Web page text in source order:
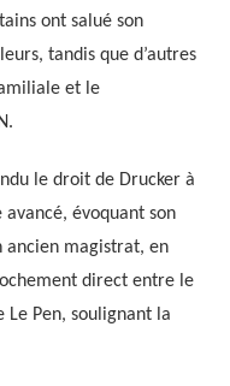
ont salué son
tandis que d’autres
et le
le droit de Drucker à
évoquant son
ancien magistrat, en
direct entre le
Pen, soulignant la